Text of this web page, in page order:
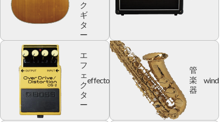
ク
ギ
タ
ー
エ
フ
ェ
ク
タ
ー
effector
管
楽
器
wind